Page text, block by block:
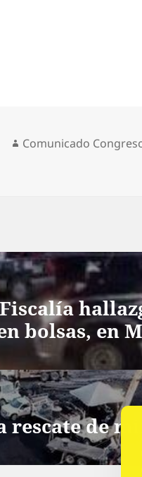
Autor
Comunicado
bolsas, en
de